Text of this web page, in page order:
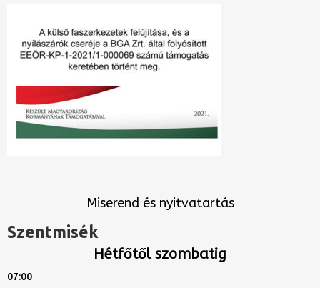
Miserend és nyitvatartás
Szentmisék
Hétfőtől szombatig
07:00